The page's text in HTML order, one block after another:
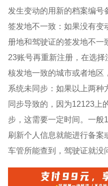
发生变动的用新的档案编号
签发地不一致：如果没有变
册地和驾驶证的签发地不一
23账号再重新注册，在选
核发地一致的城市或者地区
系统未同步：如果以上两种
同步导致的，因为12123上
步，这需要一定时间。一般
刷新个人信息就能进行备案
车管所能查到，驾驶证就没